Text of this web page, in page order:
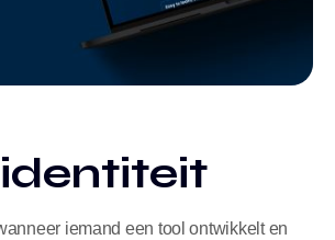
iemand een tool ontwikkelt en